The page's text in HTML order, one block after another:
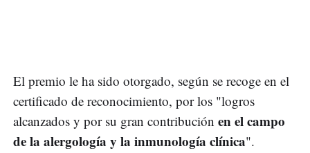
El premio le ha sido otorgado, según se recoge en el
certificado de reconocimiento, por los "logros
alcanzados y por su gran contribución en el campo
de la alergología y la inmunología clínica".